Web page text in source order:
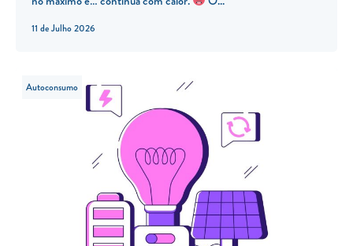
11 de Julho 2026
Autoconsumo